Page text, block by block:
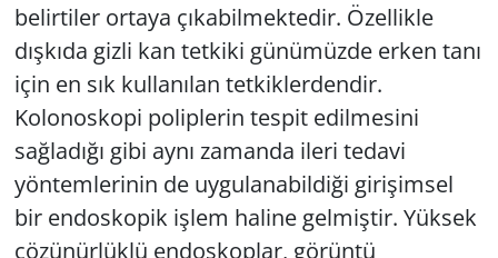
belirtiler ortaya çıkabilmektedir. Özellikle
dışkıda gizli kan tetkiki günümüzde erken tanı
için en sık kullanılan tetkiklerdendir.
Kolonoskopi poliplerin tespit edilmesini
sağladığı gibi aynı zamanda ileri tedavi
yöntemlerinin de uygulanabildiği girişimsel
bir endoskopik işlem haline gelmiştir. Yüksek
çözünürlüklü endoskoplar, görüntü